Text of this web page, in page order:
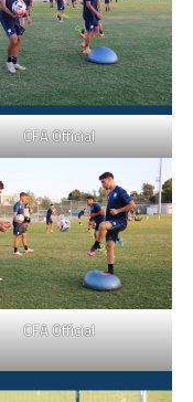
CFA Official
CFA Official